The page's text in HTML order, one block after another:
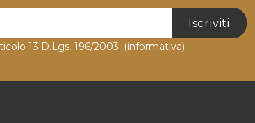
Iscriviti
13 D.Lgs. 196/2003. (informativa)